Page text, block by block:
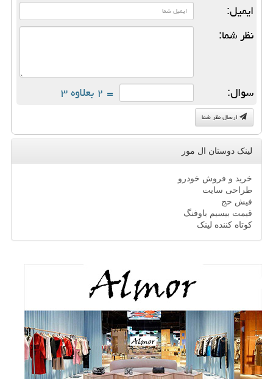
ایمیل:
نظر شما:
سوال: = ۲ بعلاوه ۳
ارسال نظر شما
لینک دوستان ال مور
خرید و فروش خودرو
طراحی سایت
فیش حج
قیمت بیسیم باوفنگ
کوتاه کننده لینک